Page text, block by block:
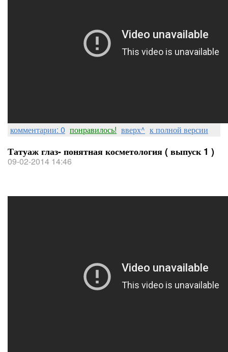
комментарии: 0 понравилось! вверх^ к полной версии
Татуаж глаз- понятная косметология ( выпуск 1 )
09-02-2014 14:46